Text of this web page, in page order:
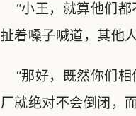
“小王，就算他们都
扯着嗓子喊道，其他
“那好，既然你们相
厂就绝对不会倒闭，